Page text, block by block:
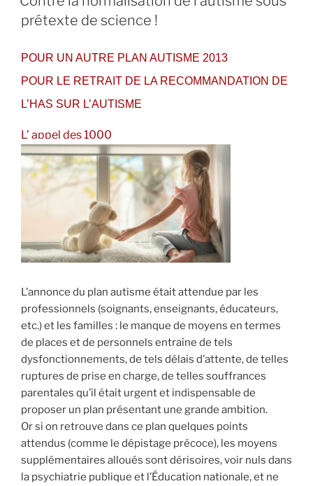
prétexte de science !
POUR UN AUTRE PLAN AUTISME 2013
POUR LE RETRAIT DE LA RECOMMANDATION DE
L’HAS SUR L’AUTISME
L’ appel des 1000
L’annonce du plan autisme était attendue par les
professionnels (soignants, enseignants, éducateurs,
etc.) et les familles : le manque de moyens en termes
de places et de personnels entraîne de tels
dysfonctionnements, de tels délais d’attente, de telles
ruptures de prise en charge, de telles souffrances
parentales qu’il était urgent et indispensable de
proposer un plan présentant une grande ambition.
Or si on retrouve dans ce plan quelques points
attendus (comme le dépistage précoce), les moyens
supplémentaires alloués sont dérisoires, voir nuls dans
la psychiatrie publique et l’Éducation nationale, et ne